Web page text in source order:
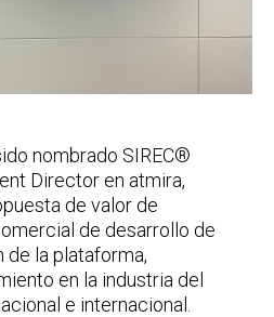
nombrado SIREC®
Director en atmira,
de valor de
de desarrollo de
de la plataforma,
en la industria del
e internacional.